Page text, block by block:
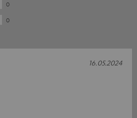
0
0
16.05.2024